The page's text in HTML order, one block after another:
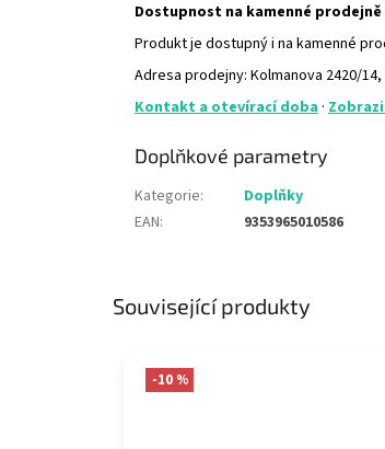
Související produkty
-10 %
Dostupnost na kamenné prodejně
Produkt je dostupný i na kamenné
Adresa prodejny: Kolmanova 2420/14,
Kontakt a otevírací doba ·
Doplňkové parametry
Kategorie:
Doplňky
EAN: 9353965010586